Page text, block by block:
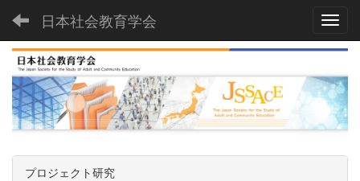
日本社会教育学会
プロジェクト研究